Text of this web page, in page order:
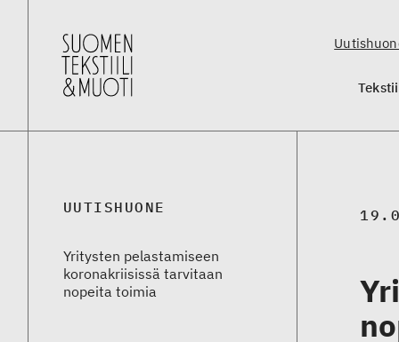
UUTISHUONE
Yritysten pelastamiseen
koronakriisissä tarvitaan
nopeita toimia